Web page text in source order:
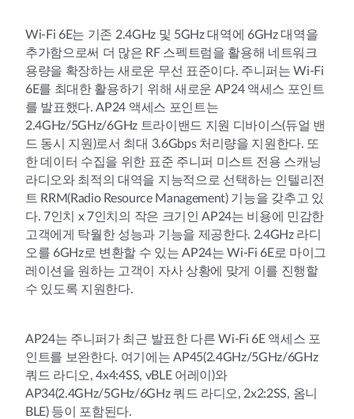
Wi-Fi 6E는 기존 2.4GHz 및 5GHz 대역에 6GHz 대역을
추가함으로써 더 많은 RF 스펙트럼을 활용해 네트워크
용량을 확장하는 새로운 무선 표준이다. 주니퍼는 Wi-Fi
6E를 최대한 활용하기 위해 새로운 AP24 액세스 포인트
를 발표했다. AP24 액세스 포인트는
2.4GHz/5GHz/6GHz 트라이밴드 지원 디바이스(듀얼 밴
드 동시 지원)로서 최대 3.6Gbps 처리량을 지원한다. 또
한 데이터 수집을 위한 표준 주니퍼 미스트 전용 스캐닝
라디오와 최적의 대역을 지능적으로 선택하는 인텔리전
트 RRM(Radio Resource Management) 기능을 갖추고 있
다. 7인치 x 7인치의 작은 크기인 AP24는 비용에 민감한
고객에게 탁월한 성능과 기능을 제공한다. 2.4GHz 라디
오를 6GHz로 변환할 수 있는 AP24는 Wi-Fi 6E로 마이그
레이션을 원하는 고객이 자사 상황에 맞게 이를 진행할
수 있도록 지원한다.
AP24는 주니퍼가 최근 발표한 다른 Wi-Fi 6E 액세스 포
인트를 보완한다. 여기에는 AP45(2.4GHz/5GHz/6GHz
쿼드 라디오, 4x4:4SS, vBLE 어레이)와
AP34(2.4GHz/5GHz/6GHz 쿼드 라디오, 2x2:2SS, 옴니
BLE) 등이 포함된다.